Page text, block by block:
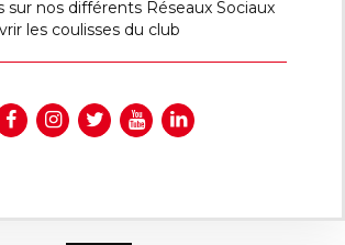
sur nos différents Réseaux Sociaux
les coulisses du club